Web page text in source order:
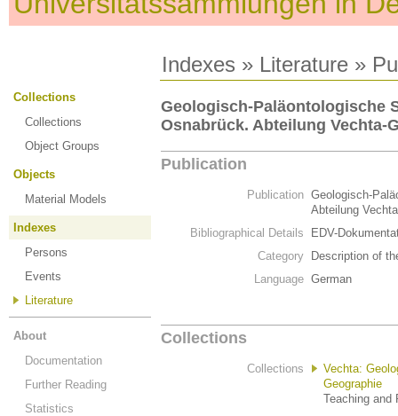
Indexes » Literature »
Collections
Collections
Object Groups
Objects
Material Models
Indexes
Persons
Events
Literature
About
Documentation
Further Reading
Statistics
Geologisch-Paläontologische
Osnabrück. Abteilung Vechta-
Publication
Publication Geologisch-
Abteilung
Bibliographical Details
EDV-
Category
Description of
Language German
Collections
Collections
Vechta:
Geographie
Teaching and